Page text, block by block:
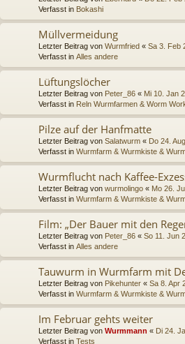
Verfasst in Bokashi
Müllvermeidung
Letzter Beitrag von Wurmfried « Sa 3. Feb
Verfasst in Alles andere
Lüftungslöcher
Letzter Beitrag von Peter_86 « Mi 10. Jan
Verfasst in Reln Wurmfarmen & Worm
Pilze auf der Hanfmatte
Letzter Beitrag von Salatwurm « Do 24.
Verfasst in Wurmfarm & Wurmkiste &
Wurmflucht nach Kaffee-
Letzter Beitrag von wurmolingo « Mo 26.
Verfasst in Wurmfarm & Wurmkiste &
Film: „Der Bauer mit den
Letzter Beitrag von Peter_86 « So 11. Jun
Verfasst in Alles andere
Tauwurm in Wurmfarm mit
Letzter Beitrag von Pikehunter « Sa 8. Apr
Verfasst in Wurmfarm & Wurmkiste &
Im Februar gehts weiter
Letzter Beitrag von Wurmmann « Di 24.
Verfasst in Tests